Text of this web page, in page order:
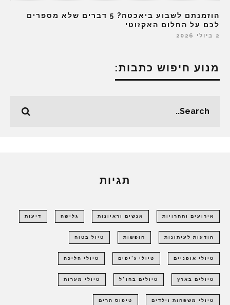
הוזמנתם לשבוע ביאכטה? 5 דברים שלא מספרים
לכם על החלום האקזוטי
2 ביולי 2026
מנוע חיפוש כתבות:
תגיות
אירועים ותחרויות אנשים וראיונות גלישה דיעות
הודעות לעיתונות חופשות טיול בטוח
טיולי אופניים טיולי ג'יפים טיולי הליכה
טיולים בארץ טיולים בחו"ל טיולי מערות
טיולי משפחות וילדים טיפוס הרים